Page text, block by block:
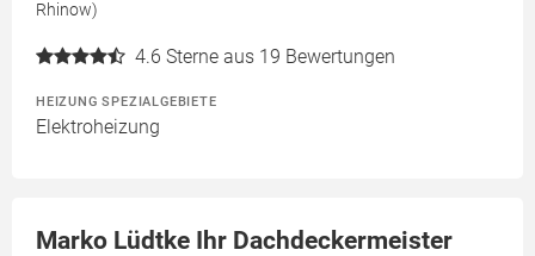
Rhinow)
4.6 Sterne aus 19 Bewertungen
HEIZUNG SPEZIALGEBIETE
Elektroheizung
Marko Lüdtke Ihr Dachdeckermeister